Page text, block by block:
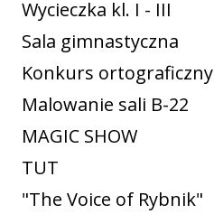
Wycieczka kl. I - III
Sala gimnastyczna
Konkurs ortograficzny
Malowanie sali B-22
MAGIC SHOW
TUT
"The Voice of Rybnik"